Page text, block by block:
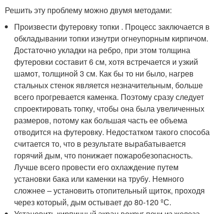
Решить эту проблему можно двумя методами:
Произвести футеровку топки . Процесс заключается в
обкладывании топки изнутри огнеупорным кирпичом.
Достаточно укладки на ребро, при этом толщина
футеровки составит 6 см, хотя встречается и узкий
шамот, толщиной 3 см. Как бы то ни было, нагрев
стальных стенок является незначительным, больше
всего прогревается каменка. Поэтому сразу следует
спроектировать топку, чтобы она была увеличенных
размеров, потому как большая часть ее объема
отводится на футеровку. Недостатком такого способа
считается то, что в результате вырабатывается
горячий дым, что понижает пожаробезопасность.
Лучше всего провести его охлаждение путем
установки бака или каменки на трубу. Немного
сложнее – установить отопительный щиток, проходя
через который, дым остывает до 80-120 ºС.